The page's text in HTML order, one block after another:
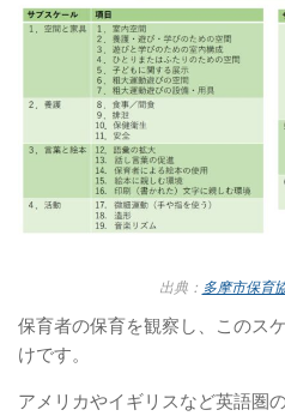
出典： 多摩市保育
保育者の保育を観察し、このス
けです。
アメリカやイギリスなど英語圏